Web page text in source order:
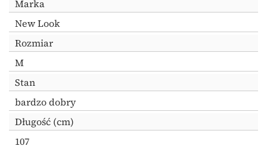
Marka
New Look
Rozmiar
M
Stan
bardzo dobry
Długość (cm)
107